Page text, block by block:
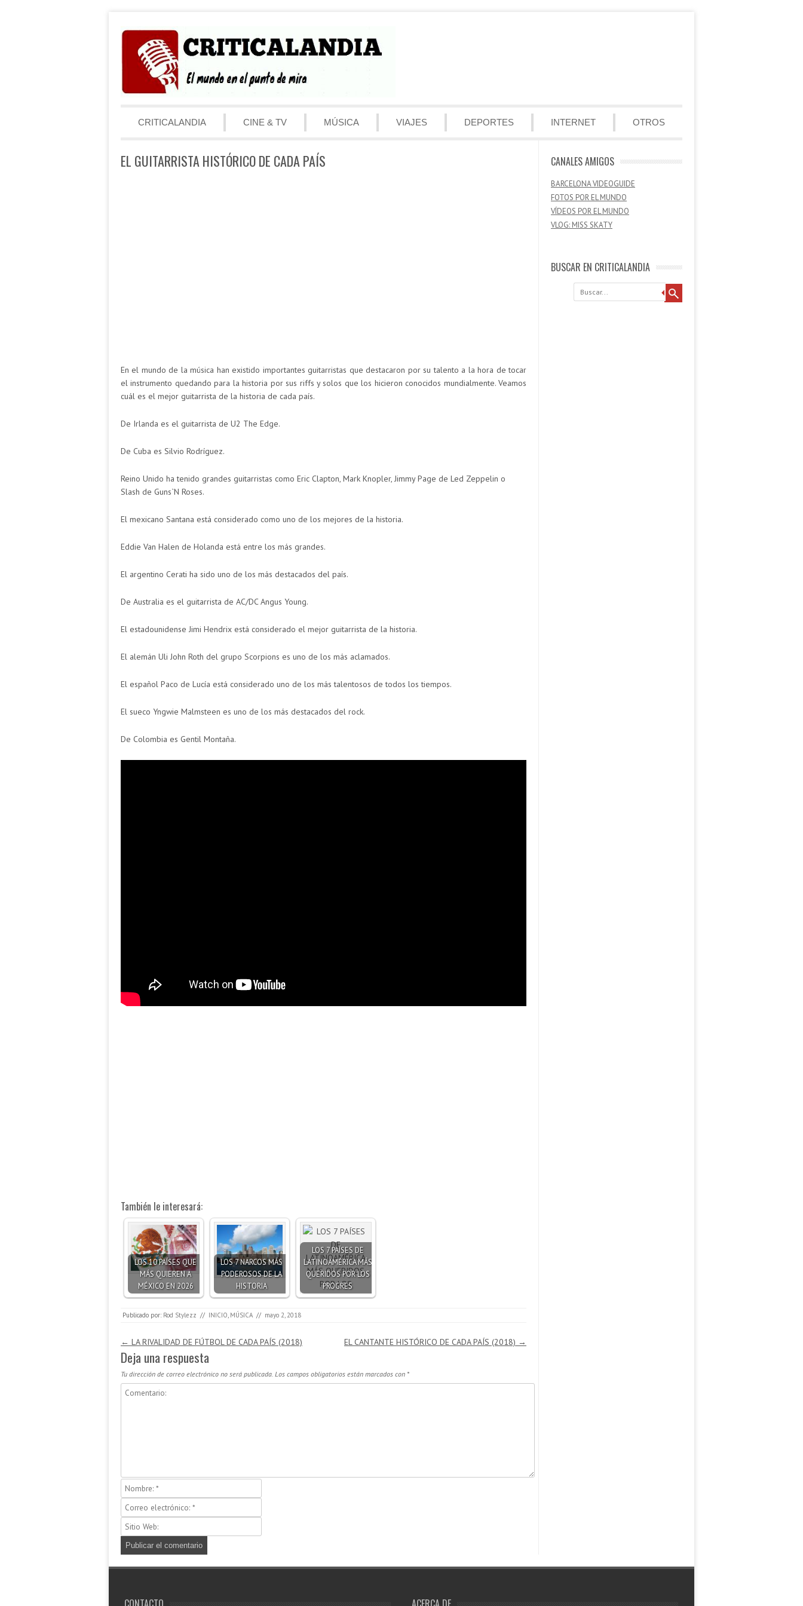
Menú
CRITICALANDIA
CINE & TV MÚSICA VIAJES DEPORTES INTERNET OTROS
EL GUITARRISTA HISTÓRICO DE CADA PAÍS
En el mundo de la música han existido importantes guitarristas que destacaron por su talento a la hora de tocar
el instrumento quedando para la historia por sus riffs y solos que los hicieron conocidos mundialmente. Veamos
cuál es el mejor guitarrista de la historia de cada país.
De Irlanda es el guitarrista de U2 The Edge.
De Cuba es Silvio Rodríguez.
Reino Unido ha tenido grandes guitarristas como Eric Clapton, Mark Knopler, Jimmy Page de Led Zeppelin o
Slash de Guns`N Roses.
El mexicano Santana está considerado como uno de los mejores de la historia.
Eddie Van Halen de Holanda está entre los más grandes.
El argentino Cerati ha sido uno de los más destacados del país.
De Australia es el guitarrista de AC/DC Angus Young.
El estadounidense Jimi Hendrix está considerado el mejor guitarrista de la historia.
El alemán Uli John Roth del grupo Scorpions es uno de los más aclamados.
El español Paco de Lucía está considerado uno de los más talentosos de todos los tiempos.
El sueco Yngwie Malmsteen es uno de los más destacados del rock.
De Colombia es Gentil Montaña.
También le interesará:
LOS 10 PAÍSES QUE
MÁS QUIEREN A
MÉXICO EN 2026
LOS 7 NARCOS MÁS
PODEROSOS DE LA
HISTORIA
LOS 7 PAÍSES DE
LATINOAMÉRICA MÁS
QUERIDOS POR LOS
PROGRES
Publicado por: Rod Stylezz // INICIO MÚSICA // mayo 2, 2018
Navegación de entradas
← LA RIVALIDAD DE FÚTBOL DE CADA PAÍS (2018) EL CANTANTE HISTÓRICO DE CADA PAÍS (2018) →
Deja una respuesta
Tu dirección de correo electrónico no será publicada. Los campos obligatorios están marcados con *
CANALES AMIGOS
BARCELONA VIDEOGUIDE
FOTOS POR EL MUNDO
VÍDEOS POR EL MUNDO
VLOG: MISS SKATY
BUSCAR EN CRITICALANDIA
Buscar